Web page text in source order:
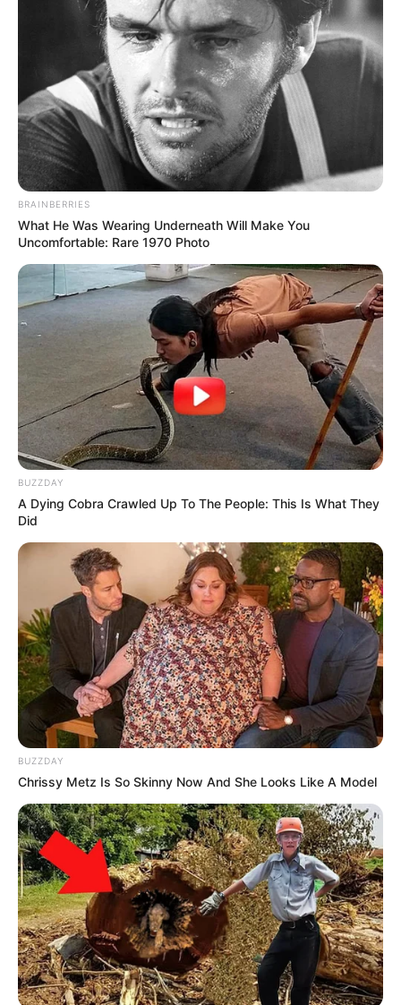
BRAINBERRIES
What He Was Wearing Underneath Will Make You
Uncomfortable: Rare 1970 Photo
BUZZDAY
A Dying Cobra Crawled Up To The People: This Is What They
Did
BUZZDAY
Chrissy Metz Is So Skinny Now And She Looks Like A Model